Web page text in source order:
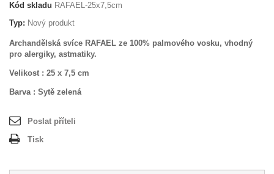
Kód skladu RAFAEL-25x7,5cm
Typ: Nový produkt
Archandělská svíce RAFAEL ze 100% palmového vosku, vhodný
pro alergiky, astmatiky.
Velikost : 25 x 7,5 cm
Barva : Sytě zelená
Poslat příteli
Tisk